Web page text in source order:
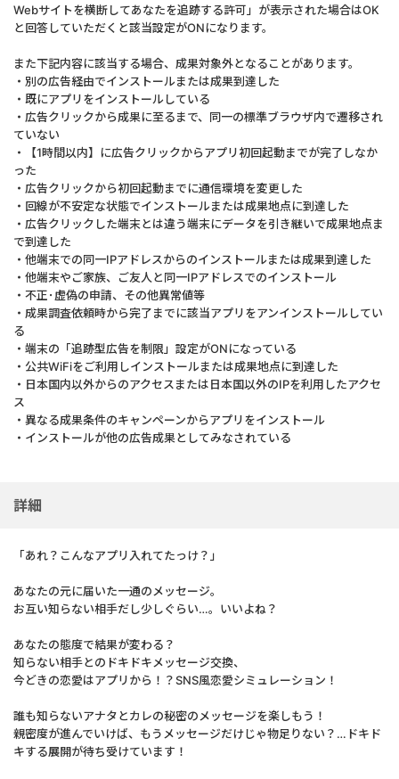
Webサイトを横断してあなたを追跡する許可」が表示された場合はOK
と回答していただくと該当設定がONになります。
また下記内容に該当する場合、成果対象外となることがあります。
・別の広告経由でインストールまたは成果到達した
・既にアプリをインストールしている
・広告クリックから成果に至るまで、同一の標準ブラウザ内で遷移され
ていない
・【1時間以内】に広告クリックからアプリ初回起動までが完了しなか
った
・広告クリックから初回起動までに通信環境を変更した
・回線が不安定な状態でインストールまたは成果地点に到達した
・広告クリックした端末とは違う端末にデータを引き継いで成果地点ま
で到達した
・他端末での同一IPアドレスからのインストールまたは成果到達した
・他端末やご家族、ご友人と同一IPアドレスでのインストール
・不正･虚偽の申請、その他異常値等
・成果調査依頼時から完了までに該当アプリをアンインストールしてい
る
・端末の「追跡型広告を制限」設定がONになっている
・公共WiFiをご利用しインストールまたは成果地点に到達した
・日本国内以外からのアクセスまたは日本国以外のIPを利用したアクセ
ス
・異なる成果条件のキャンペーンからアプリをインストール
・インストールが他の広告成果としてみなされている
詳細
「あれ？こんなアプリ入れてたっけ？」
あなたの元に届いた一通のメッセージ。
お互い知らない相手だし少しぐらい…。いいよね？
あなたの態度で結果が変わる？
知らない相手とのドキドキメッセージ交換、
今どきの恋愛はアプリから！？SNS風恋愛シミュレーション！
誰も知らないアナタとカレの秘密のメッセージを楽しもう！
親密度が進んでいけば、もうメッセージだけじゃ物足りない？…ドキド
キする展開が待ち受けています！